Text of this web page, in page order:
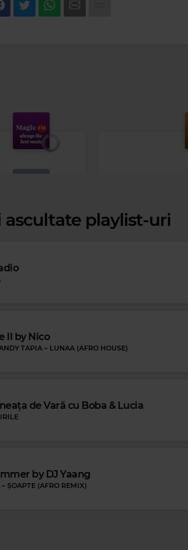
FM
ascultate playlist-uri
II by Nico
TAPIA – LUNAA (AFRO HOUSE)
de Vară cu Boba & Lucia
by DJ Yaang
– ȘOAPTE (AFRO REMIX)